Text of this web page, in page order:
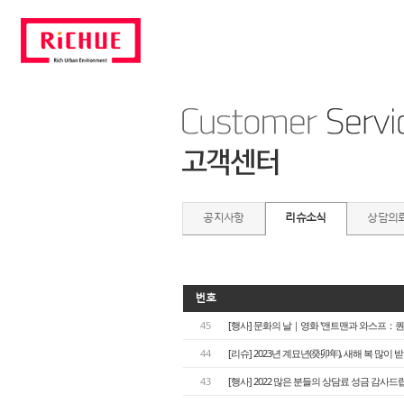
공지사항 리슈소식 상담의
번호
45 [행사] 문화의 날｜영화 '앤트맨과 와스프：
44 [리슈] 2023년 계묘년(癸卯年), 새해 복 많이
43 [행사] 2022 많은 분들의 상담료 성금 감사드